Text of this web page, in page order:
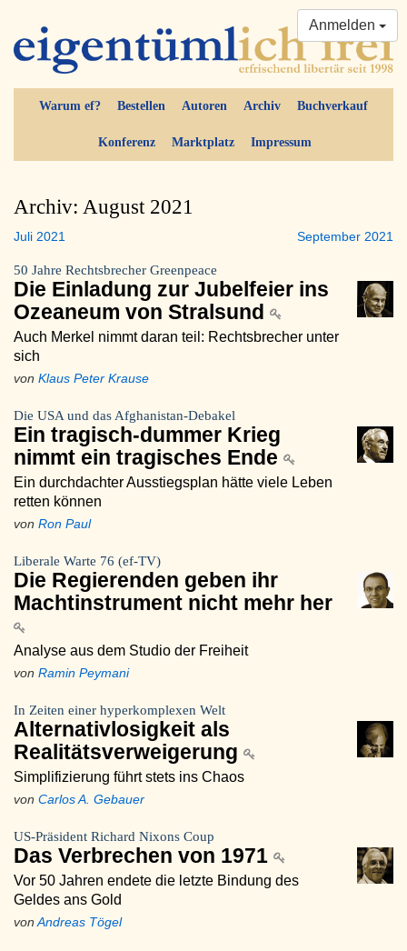
Warum ef? Bestellen Autoren Archiv Buchverkauf
Konferenz Marktplatz Impressum
Anmelden
Archiv: August 2021
Juli 2021 September 2021
50 Jahre Rechtsbrecher Greenpeace
Die Einladung zur Jubelfeier ins
Ozeaneum von Stralsund
Auch Merkel nimmt daran teil: Rechtsbrecher unter
sich
von Klaus Peter Krause
Die USA und das Afghanistan-Debakel
Ein tragisch-dummer Krieg
nimmt ein tragisches Ende
Ein durchdachter Ausstiegsplan hätte viele Leben
retten können
von Ron Paul
Liberale Warte 76 (ef-TV)
Die Regierenden geben ihr
Machtinstrument nicht mehr her
Analyse aus dem Studio der Freiheit
von Ramin Peymani
In Zeiten einer hyperkomplexen Welt
Alternativlosigkeit als
Realitätsverweigerung
Simplifizierung führt stets ins Chaos
von Carlos A. Gebauer
US-Präsident Richard Nixons Coup
Das Verbrechen von 1971
Vor 50 Jahren endete die letzte Bindung des
Geldes ans Gold
von Andreas Tögel